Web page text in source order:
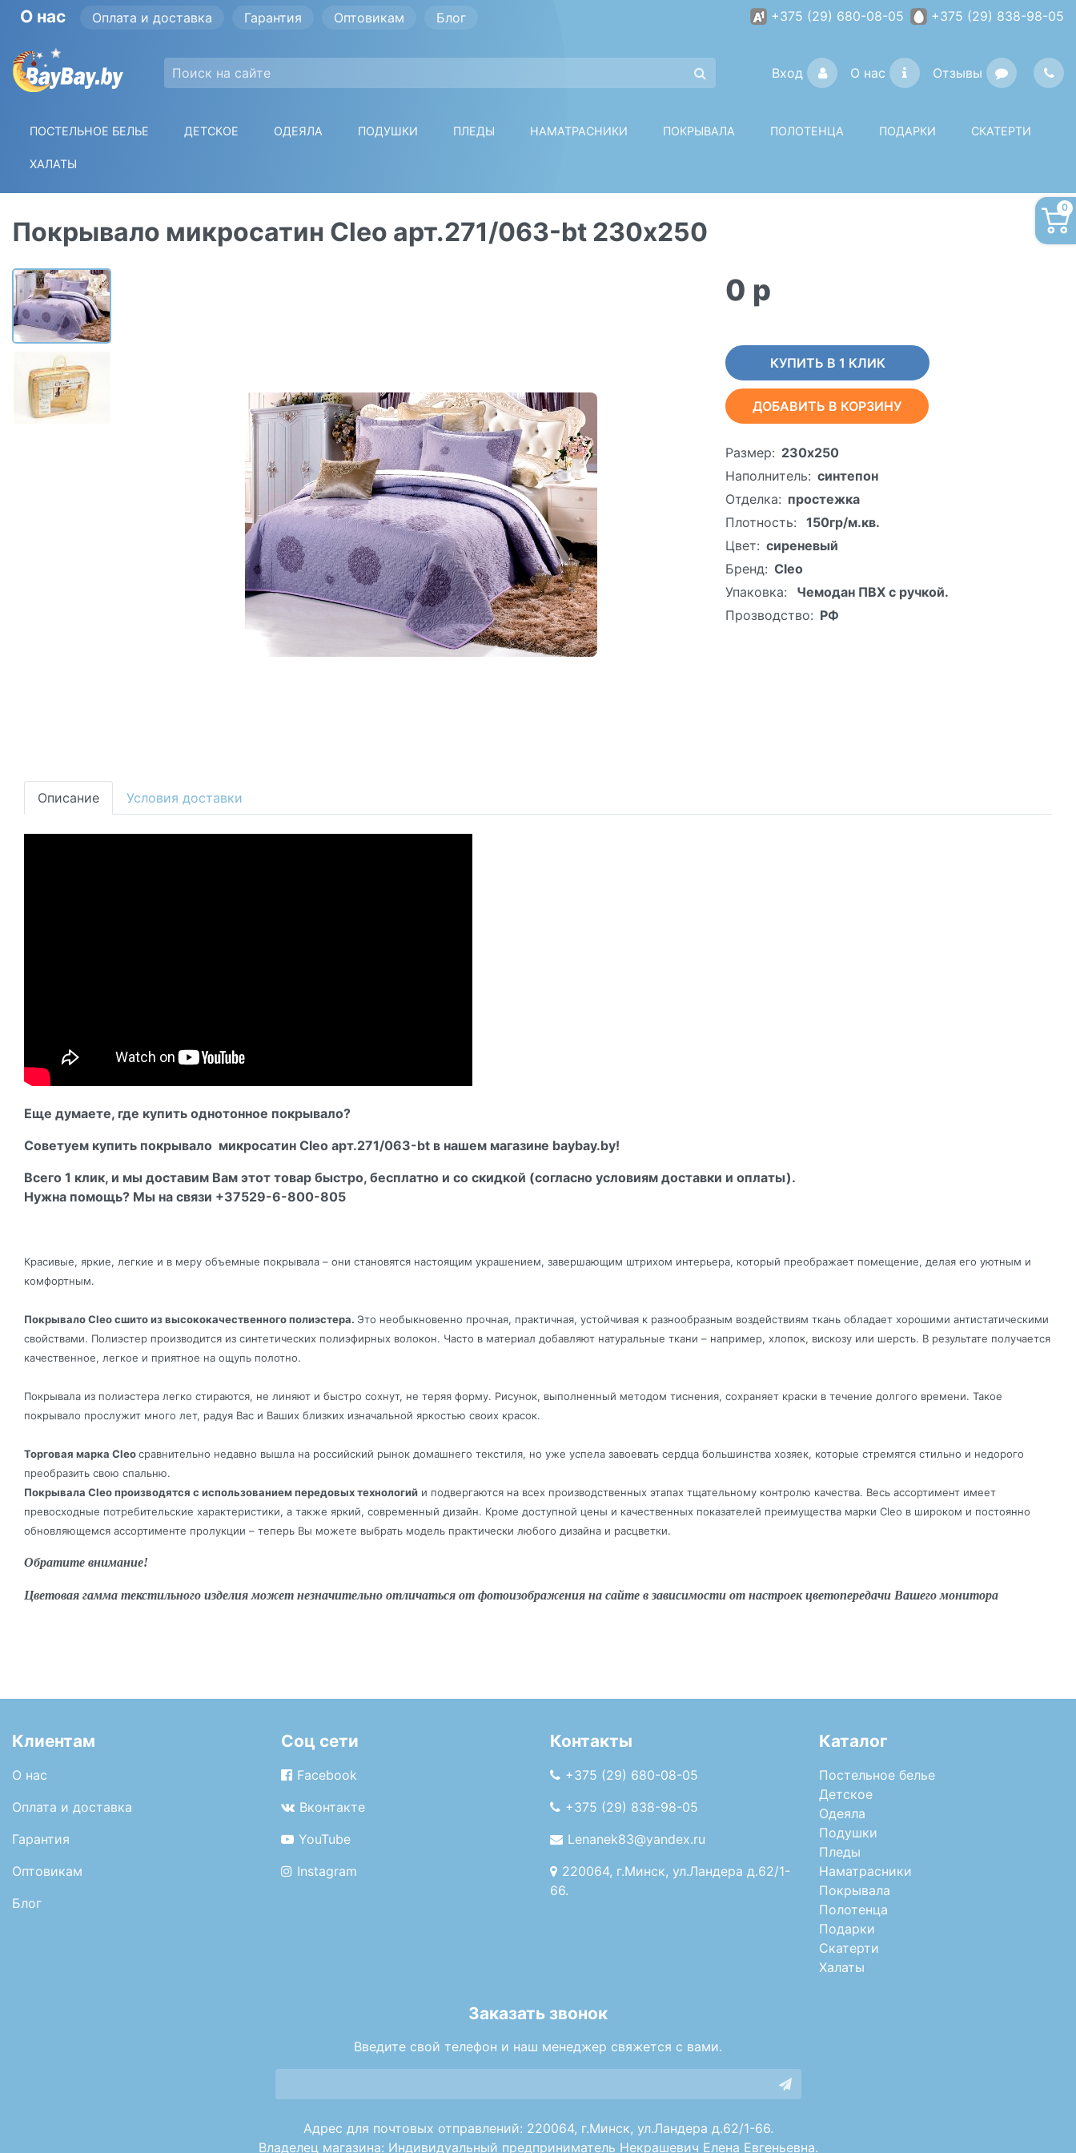
О нас Оплата и доставка Гарантия Оптовикам Блог +375 (29) 680-08-05 +375 (29) 838-98-05
Вход О нас Отзывы
0
ПОСТЕЛЬНОЕ БЕЛЬЕ ДЕТСКОЕ ОДЕЯЛА ПОДУШКИ ПЛЕДЫ НАМАТРАСНИКИ ПОКРЫВАЛА ПОЛОТЕНЦА ПОДАРКИ СКАТЕРТИ
ХАЛАТЫ
Покрывало микросатин Cleo арт.271/063-bt 230х250
0 p
КУПИТЬ В 1 КЛИК
ДОБАВИТЬ В КОРЗИНУ
Размер: 230х250
Наполнитель: синтепон
Отделка: простежка
Плотность:
150гр/м.кв.
Цвет: сиреневый
Бренд: Cleo
Упаковка:
Чемодан ПВХ с ручкой.
Прозводство: РФ
Описание Условия доставки
Еще думаете, где купить однотонное покрывало?
Советуем купить покрывало микросатин Cleo арт.271/063-bt в нашем магазине baybay.by!
Всего 1 клик, и мы доставим Вам этот товар быстро, бесплатно и со скидкой (согласно условиям доставки и оплаты).
Нужна помощь? Мы на связи +37529-6-800-805
Красивые, яркие, легкие и в меру объемные покрывала – они становятся настоящим украшением, завершающим штрихом интерьера, который преображает помещение, делая его уютным и
комфортным.
Покрывало Cleo сшито из высококачественного полиэстера. Это необыкновенно прочная, практичная, устойчивая к разнообразным воздействиям ткань обладает хорошими антистатическими
свойствами. Полиэстер производится из синтетических полиэфирных волокон. Часто в материал добавляют натуральные ткани – например, хлопок, вискозу или шерсть. В результате получается
качественное, легкое и приятное на ощупь полотно.
Покрывала из полиэстера легко стираются, не линяют и быстро сохнут, не теряя форму. Рисунок, выполненный методом тиснения, сохраняет краски в течение долгого времени. Такое
покрывало прослужит много лет, радуя Вас и Ваших близких изначальной яркостью своих красок.
Торговая марка Cleoсравнительно недавно вышла на российский рынок домашнего текстиля, но уже успела завоевать сердца большинства хозяек, которые стремятся стильно и недорого
преобразить свою спальню.
Покрывала Cleo производятся с использованием передовых технологий и подвергаются на всех производственных этапах тщательному контролю качества. Весь ассортимент имеет
превосходные потребительские характеристики, а также яркий, современный дизайн. Кроме доступной цены и качественных показателей преимущества марки Cleo в широком и постоянно
обновляющемся ассортименте пролукции – теперь Вы можете выбрать модель практически любого дизайна и расцветки.
Обратите внимание!
Цветовая гамма текстильного изделия может незначительно отличаться от фотоизображения на сайте в зависимости от настроек цветопередачи Вашего монитора
Клиентам
О нас
Оплата и доставка
Гарантия
Оптовикам
Блог
Соц сети
Facebook
Вконтакте
YouTube
Instagram
Контакты
+375 (29) 680-08-05
+375 (29) 838-98-05
Lenanek83@yandex.ru
220064, г.Минск, ул.Ландера д.62/1-
66.
Каталог
Постельное белье
Детское
Одеяла
Подушки
Пледы
Наматрасники
Покрывала
Полотенца
Подарки
Скатерти
Халаты
Заказать звонок
Введите свой телефон и наш менеджер свяжется с вами.
Адрес для почтовых отправлений: 220064, г.Минск, ул.Ландера д.62/1-66.
Владелец магазина: Индивидуальный предприниматель Некрашевич Елена Евгеньевна.